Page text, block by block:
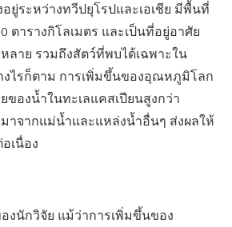
ยู่ระหว่างทวีปยุโรปและเอเชีย มีพื้นที่
ตารางกิโลเมตร และเป็นที่อยู่อาศัย
าย รวมถึงสัตว์ที่พบได้เฉพาะใน
ไรก็ตาม การเพิ่มขึ้นของอุณหภูมิโลก
ของน้ำในทะเลแคสเปียนสูงกว่า
าจากแม่น้ำและแหล่งน้ำอื่นๆ ส่งผลให้
เนื่อง
งนักวิจัย แม้ว่าการเพิ่มขึ้นของ